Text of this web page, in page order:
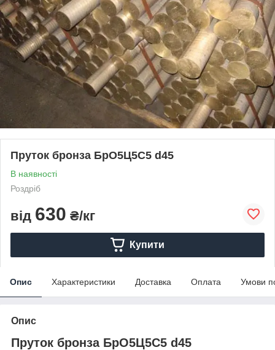
Пруток бронза БрО5Ц5С5 d45
В наявності
Роздріб
від 630 ₴/кг
Купити
Опис Характеристики Доставка Оплата Умови
Опис
Пруток бронза БрО5Ц5С5 d45